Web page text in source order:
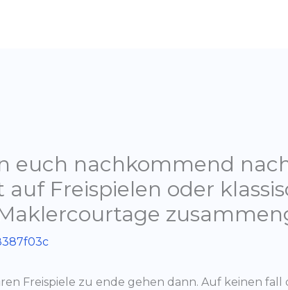
euch nachkommend
auf Freispielen oder
Freispiele zu ende gehen dann. Auf keinen fall